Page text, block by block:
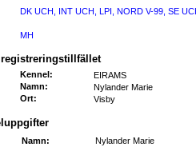
DK UCH, INT UCH, LPI, NORD V-99, SE
MH
Kennel :
EIRAMS
Namn:
Nylander Marie
Ort: Visby
Namn:
Nylander Marie